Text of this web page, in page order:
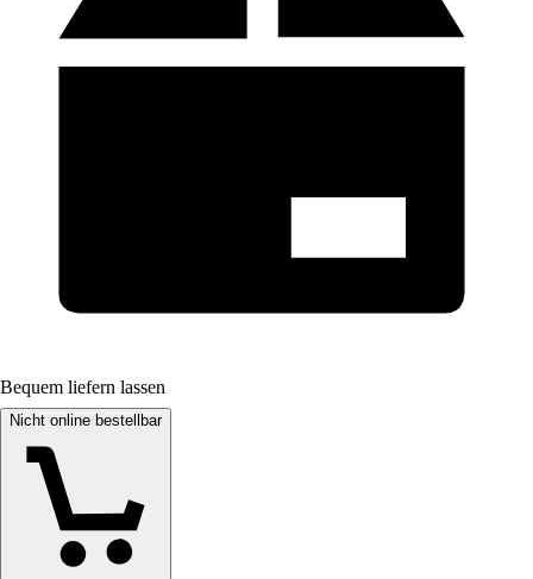
Bequem liefern lassen
Nicht online bestellbar